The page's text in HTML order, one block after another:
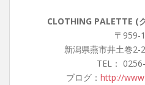
CLOTHING PALETTE (
〒959-
新潟県燕市井土巻2-
TEL：
ブログ： http://